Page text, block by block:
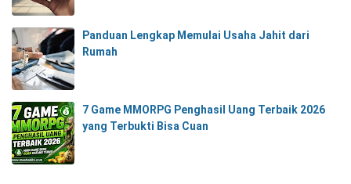
Panduan Lengkap Memulai Usaha Jahit dari
Rumah
7 Game MMORPG Penghasil Uang Terbaik 2026
yang Terbukti Bisa Cuan